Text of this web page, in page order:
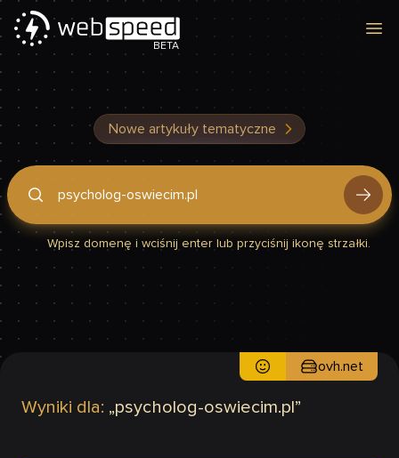
BETA
Nowe artykuły tematyczne
Podaj domenę, by sprawdzić, czy Twoja strona jest szybka
Wpisz domenę i wciśnij enter lub przyciśnij ikonę strzałki.
Wyniki dla: „psycholog-oswiecim.pl ”
ovh.net